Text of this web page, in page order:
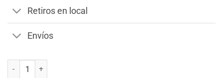
Retiros en local
Envíos
BUTACA ORION cantidad